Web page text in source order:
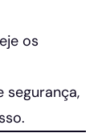
os
segurança,